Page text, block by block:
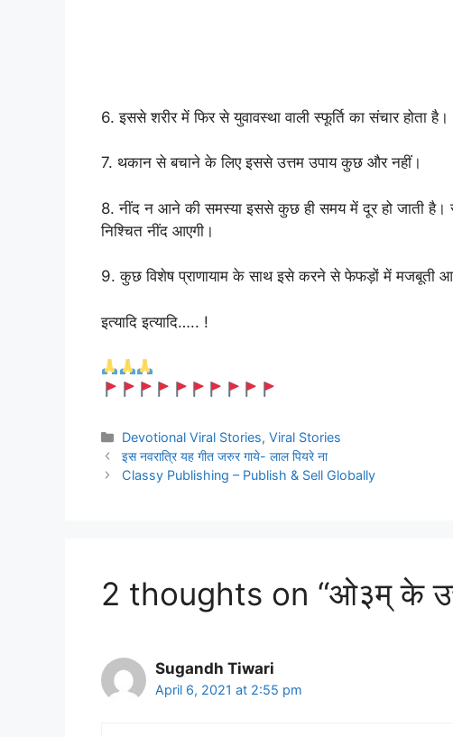
6. इससे शरीर में फिर से युवावस्था वाली स्फूर्ति का संचार होता है।
7. थकान से बचाने के लिए इससे उत्तम उपाय कुछ और नहीं।
8. नींद न आने की समस्या इससे कुछ ही समय में दूर हो जाती
निश्चित नींद आएगी।
9. कुछ विशेष प्राणायाम के साथ इसे करने से फेफड़ों में मजबूती
इत्यादि इत्यादि….. !
Categories
Devotional Viral Stories,Viral Stories
इस नवरात्रि यह गीत जरुर गाये- लाल पियरे ना
Classy Publishing – Publish & Sell Globally
2 thoughts on “ओ३म् के
Sugandh Tiwari
April 6, 2021 at 2:55 pm